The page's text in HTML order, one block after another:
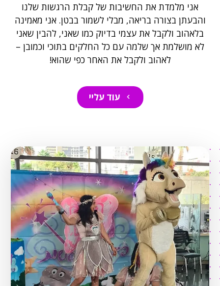
אני מלמדת את החשיבות של קבלת הרגשות שלנו
והבעתן בצורה בריאה, מבלי לשמור בבטן. אני מאמינה
בלאהוב ולקבל את עצמי בדיוק כמו שאני, להבין שאני
לא מושלמת אך שלמה עם כל החלקים בתוכי וכמובן –
לאהוב ולקבל את האחר כפי שהוא!
עוד עליי